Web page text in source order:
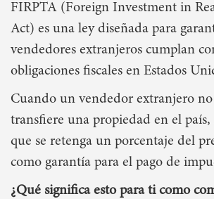
FIRPTA (Foreign Investment in
Act) es una ley diseñada para
vendedores extranjeros cumplan
obligaciones fiscales en Estados
Cuando un vendedor extranjero
transfiere una propiedad en el país,
que se retenga un porcentaje del
como garantía para el pago de
¿Qué significa esto para ti como